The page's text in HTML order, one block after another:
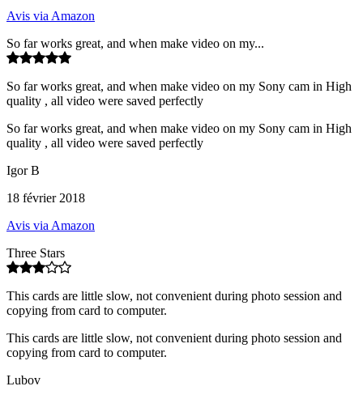
Avis via Amazon
So far works great, and when make video on my...
So far works great, and when make video on my Sony cam in High
quality , all video were saved perfectly
So far works great, and when make video on my Sony cam in High
quality , all video were saved perfectly
Igor B
18 février 2018
Avis via Amazon
Three Stars
This cards are little slow, not convenient during photo session and
copying from card to computer.
This cards are little slow, not convenient during photo session and
copying from card to computer.
Lubov